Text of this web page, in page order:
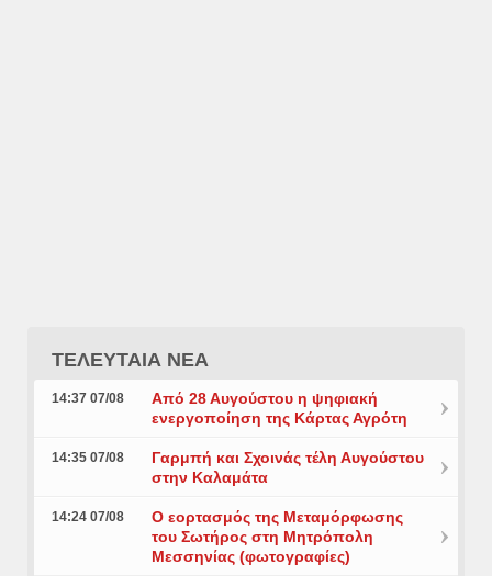
ΤΕΛΕΥΤΑΙΑ ΝΕΑ
14:37 07/08
Από 28 Αυγούστου η ψηφιακή
ενεργοποίηση της Κάρτας Αγρότη
14:35 07/08
Γαρμπή και Σχοινάς τέλη Αυγούστου
στην Καλαμάτα
14:24 07/08
Ο εορτασμός της Μεταμόρφωσης
του Σωτήρος στη Μητρόπολη
Μεσσηνίας (φωτογραφίες)